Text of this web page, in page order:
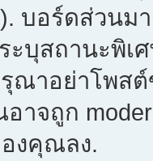
บอร์ดส่วนม
บุสถานะพิเศ
ณาอย่าโพส
าจถูก
งคุณลง.